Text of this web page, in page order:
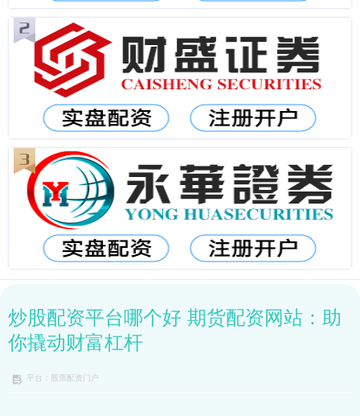
炒股配资平台哪个好 期货配资网站：助
你撬动财富杠杆
平台：股票配资门户